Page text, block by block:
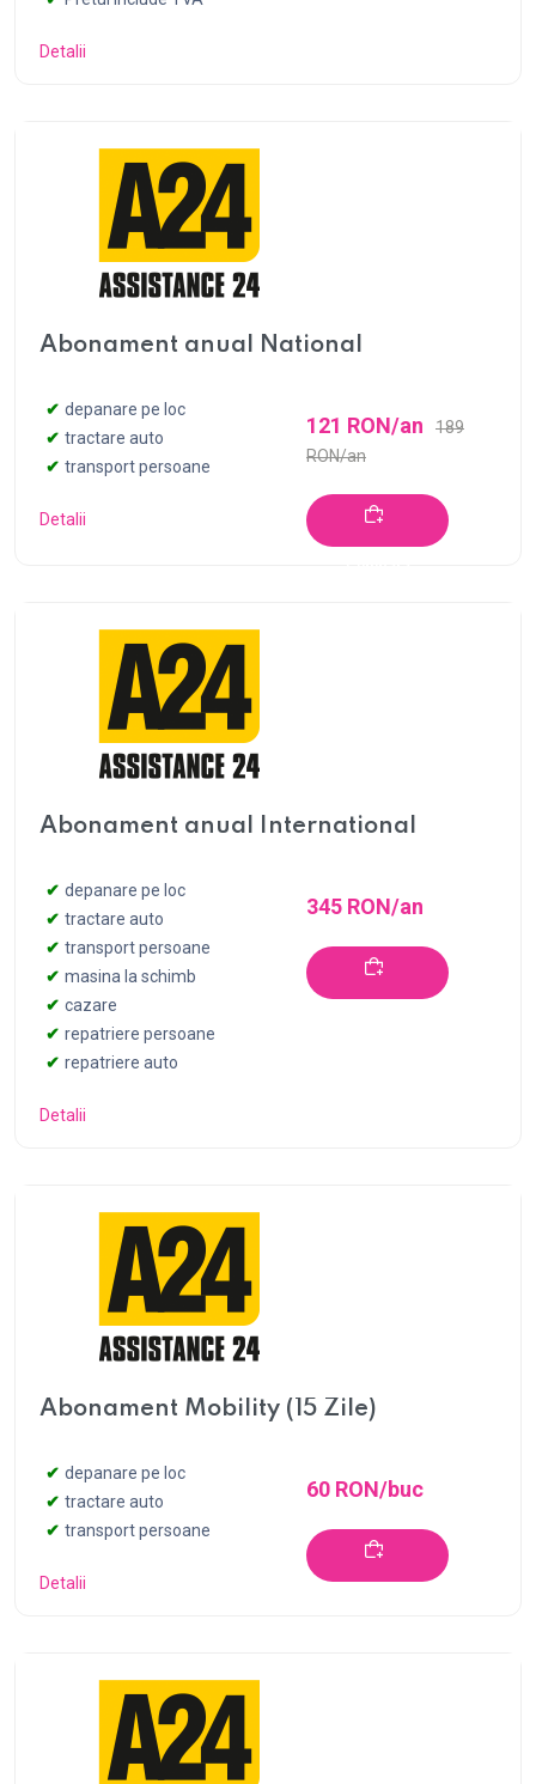
Detalii
Abonament anual National
depanare pe loc
tractare auto
transport persoane
Detalii
121 RON/an
189
RON/an
Abonament anual International
depanare pe loc
tractare auto
transport persoane
masina la schimb
cazare
repatriere persoane
repatriere auto
Detalii
345 RON/an
Abonament Mobility (15 Zile)
depanare pe loc
tractare auto
transport persoane
Detalii
60 RON/buc